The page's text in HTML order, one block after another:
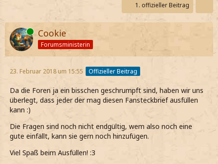
Jetzt Fanclub-Mitglied werden!
1. offizieller Beitrag
Online Cookie
Forumsministerin
23. Februar 2018 um 15:55 Offizieller Beitrag
Da die Foren ja ein bisschen geschrumpft sind, haben wir uns
überlegt, dass jeder der mag diesen Fansteckbrief ausfüllen
kann :)
Die Fragen sind noch nicht endgültig, wem also noch eine
gute einfällt, kann sie gern noch hinzufügen.
Viel Spaß beim Ausfüllen! :3